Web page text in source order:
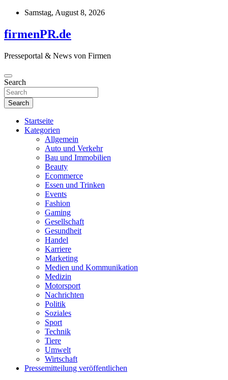
Skip
content
Samstag, August 8, 2026
firmenPR.de
Presseportal & News von Firmen
Search
Search
Startseite
Kategorien
Allgemein
Auto und Verkehr
Bau und Immobilien
Beauty
Ecommerce
Essen und Trinken
Events
Fashion
Gaming
Gesellschaft
Gesundheit
Handel
Karriere
Marketing
Medien und Kommunikation
Medizin
Motorsport
Nachrichten
Politik
Soziales
Sport
Technik
Tiere
Umwelt
Wirtschaft
Pressemitteilung veröffentlichen